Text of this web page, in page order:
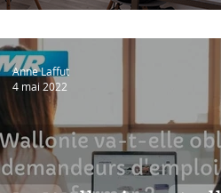
Anne Laffut
4 mai 2022